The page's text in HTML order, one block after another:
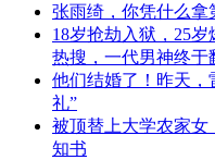
张雨绮，你凭什么拿
18岁抢劫入狱，25岁
热搜，一代男神终于
他们结婚了！昨天，
礼”
被顶替上大学农家女
知书